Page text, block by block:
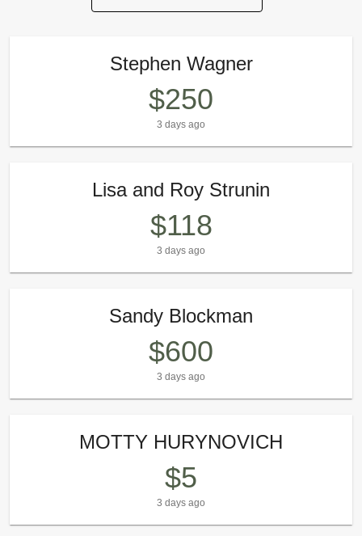
Stephen Wagner
$250
3 days ago
Lisa and Roy Strunin
$118
3 days ago
Sandy Blockman
$600
3 days ago
MOTTY HURYNOVICH
$5
3 days ago